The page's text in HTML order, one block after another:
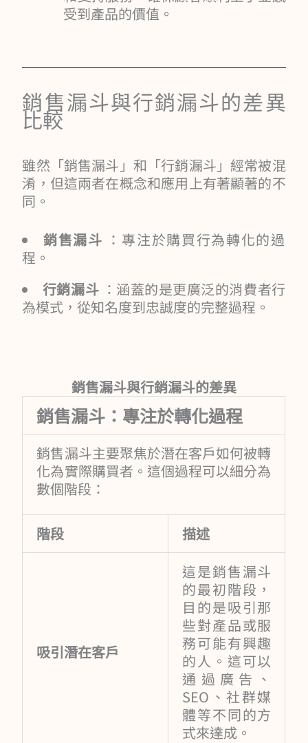
受到產品的價值。
銷售漏斗與行銷漏斗的差異
比較
雖然「銷售漏斗」和「行銷漏斗」經常被混
淆，但這兩者在概念和應用上有著顯著的不
同。
銷售漏斗 ：專注於購買行為轉化的過
程。
行銷漏斗 ：涵蓋的是更廣泛的消費者行
為模式，從知名度到忠誠度的完整過程。
銷售漏斗與行銷漏斗的差異
銷售漏斗：專注於轉化過程
銷售漏斗主要聚焦於潛在客戶如何被轉
化為實際購買者。這個過程可以細分為
數個階段：
階段 描述
吸引潛在客戶
這是銷售漏斗
的最初階段，
目的是吸引那
些對產品或服
務可能有興趣
的人。這可以
通過廣告、
SEO、社群媒
體等不同的方
式來達成。